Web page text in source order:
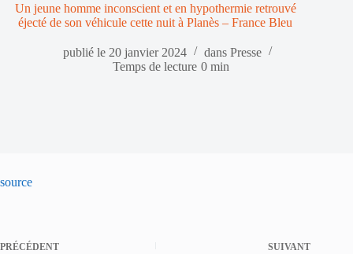
Un jeune homme inconscient et en hypothermie retrouvé
éjecté de son véhicule cette nuit à Planès – France Bleu
publié le 20 janvier 2024 dans Presse
Temps de lecture 0 min
source
PRÉCÉDENT SUIVANT